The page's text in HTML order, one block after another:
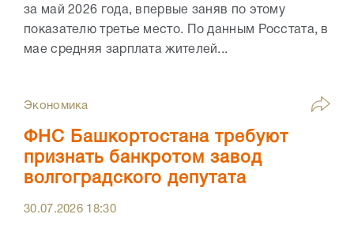
за май 2026 года, впервые заняв по этому
показателю третье место. По данным Росстата, в
мае средняя зарплата жителей...
Экономика
ФНС Башкортостана требуют
признать банкротом завод
волгоградского депутата
30.07.2026 18:30